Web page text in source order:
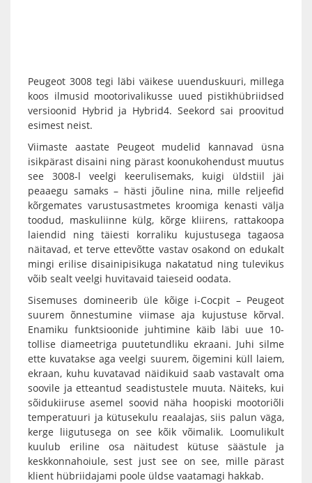
Peugeot 3008 tegi läbi väikese uuenduskuuri, millega
koos ilmusid mootorivalikusse uued pistikhübriidsed
versioonid Hybrid ja Hybrid4. Seekord sai proovitud
esimest neist.
Viimaste aastate Peugeot mudelid kannavad üsna
isikpärast disaini ning pärast koonukohendust muutus
see 3008-l veelgi keerulisemaks, kuigi üldstiil jäi
peaaegu samaks – hästi jõuline nina, mille reljeefid
kõrgemates varustusastmetes kroomiga kenasti välja
toodud, maskuliinne külg, kõrge kliirens, rattakoopa
laiendid ning täiesti korraliku kujustusega tagaosa
näitavad, et terve ettevõtte vastav osakond on edukalt
mingi erilise disainipisikuga nakatatud ning tulevikus
võib sealt veelgi huvitavaid taieseid oodata.
Sisemuses domineerib üle kõige i-Cocpit – Peugeot
suurem õnnestumine viimase aja kujustuse kõrval.
Enamiku funktsioonide juhtimine käib läbi uue 10-
tollise diameetriga puutetundliku ekraani. Juhi silme
ette kuvatakse aga veelgi suurem, õigemini küll laiem,
ekraan, kuhu kuvatavad näidikuid saab vastavalt oma
soovile ja etteantud seadistustele muuta. Näiteks, kui
sõidukiiruse asemel soovid näha hoopiski mootoriõli
temperatuuri ja kütusekulu reaalajas, siis palun väga,
kerge liigutusega on see kõik võimalik. Loomulikult
kuulub eriline osa näitudest kütuse säästule ja
keskkonnahoiule, sest just see on see, mille pärast
klient hübriidajami poole üldse vaatamagi hakkab.